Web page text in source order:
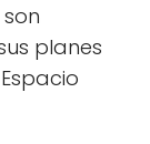
planes